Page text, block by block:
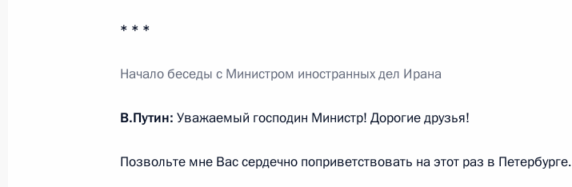
Соболезнования в связи с убийством Верховного руководителя
Совещание с постоянными членами Совета Безопасности
* * *
Начало беседы с Министром иностранных дел Ирана
В.Путин: Уважаемый господин Министр! Дорогие друзья!
Позвольте мне Вас сердечно поприветствовать на этот раз в Петербурге.